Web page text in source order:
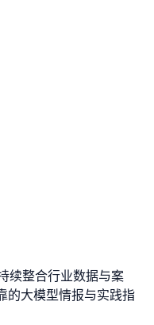
续整合行业数据与案
的大模型情报与实践指